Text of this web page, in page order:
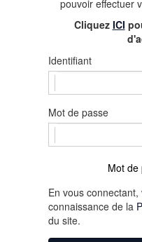
pouvoir effectuer
Cliquez ICI
Identifiant
Mot de passe
Mot de
En vous
connaissance de la
du site.